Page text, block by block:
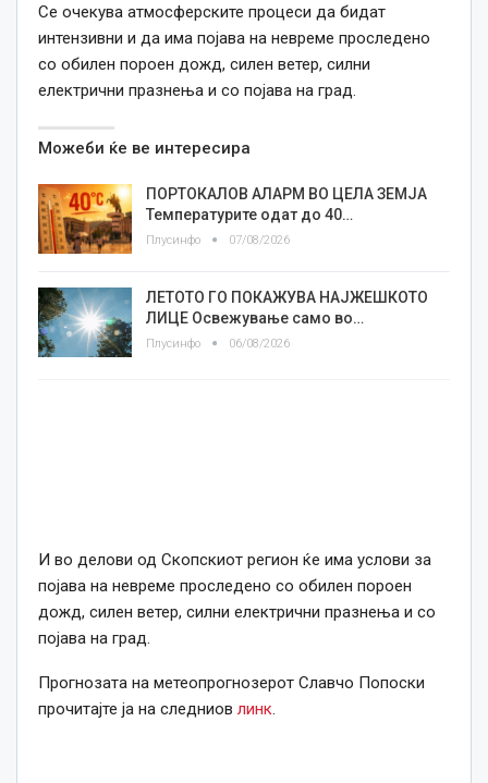
Се очекува атмосферските процеси да бидат
интензивни и да има појава на невреме проследено
со обилен пороен дожд, силен ветер, силни
електрични празнења и со појава на град.
Можеби ќе ве интересира
ПОРТОКАЛОВ АЛАРМ ВО ЦЕЛА ЗЕМЈА
Температурите одат до 40…
Плусинфо 07/08/2026
ЛЕТОТО ГО ПОКАЖУВА НАЈЖЕШКОТО
ЛИЦE Освежување само во…
Плусинфо 06/08/2026
И во делови од Скопскиот регион ќе има услови за
појава на невреме проследено со обилен пороен
дожд, силен ветер, силни електрични празнења и со
појава на град.
Прогнозата на метеопрогнозерот Славчо Попоски
прочитајте ја на следниов линк.